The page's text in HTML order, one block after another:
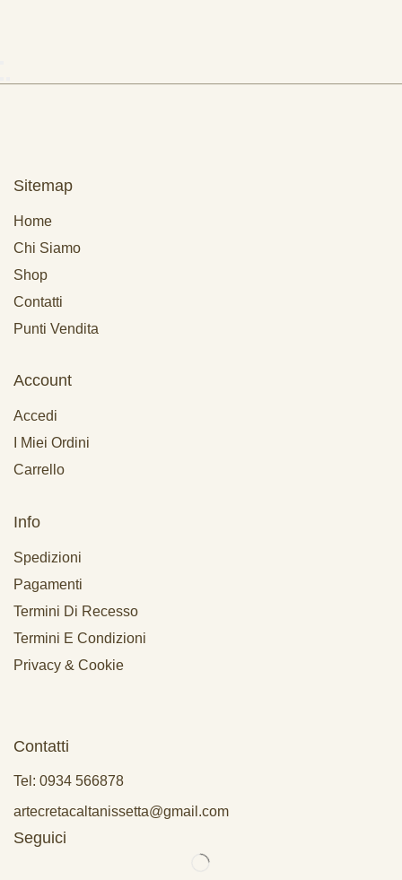
Sitemap
Home
Chi Siamo
Shop
Contatti
Punti Vendita
Account
Accedi
I Miei Ordini
Carrello
Info
Spedizioni
Pagamenti
Termini Di Recesso
Termini E Condizioni
Privacy & Cookie
Contatti
Tel: 0934 566878
artecretacaltanissetta@gmail.com
Seguici